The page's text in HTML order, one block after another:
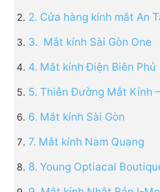
2. Cửa hàng kính mắt An
3. Mắt kính Sài Gòn One
4. Mắt kính Điện Biên Phủ
5. Thiên Đường Mắt Kính
6. Mắt kính Sài Gòn
7. Mắt kính Nam Quang
8. Young Optiacal